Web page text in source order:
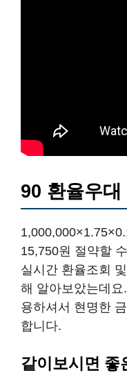
90 환율우대
15,750원 절약할
실시간 환율조회
해 알아보았는데
용하셔서 현명한
합니다.
같이보시면 좋